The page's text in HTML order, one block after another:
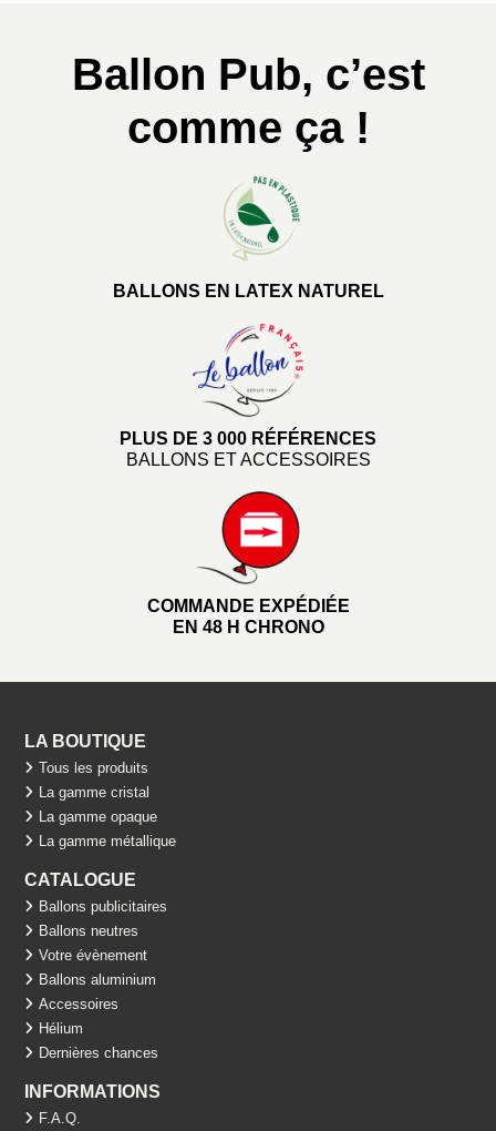
Ballon Pub, c’est
comme ça !
BALLONS EN LATEX NATUREL
PLUS DE 3 000 RÉFÉRENCES
BALLONS ET ACCESSOIRES
COMMANDE EXPÉDIÉE
EN 48 H CHRONO
LA BOUTIQUE
Tous les produits
La gamme cristal
La gamme opaque
La gamme métallique
CATALOGUE
Ballons publicitaires
Ballons neutres
Votre évènement
Ballons aluminium
Accessoires
Hélium
Dernières chances
INFORMATIONS
F.A.Q.